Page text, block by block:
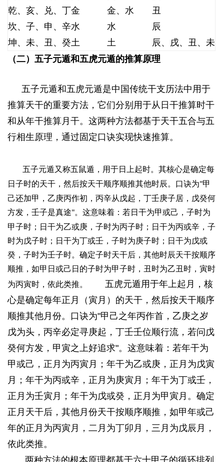
乾、亥、兑、丁金 金、水
丑
坎、子、申、辛水 水
辰
坤、未、丑、癸土 土
辰、戌、丑、未
（二）五子元遁和五虎元遁的推算原理
五子元遁和五虎元遁是中国传统干支历法中用于
推算天干的重要方法，它们分别用于从日干推算时干
和从年干推算月干。这两种方法都基于天干五合与五
行相生原理，通过固定口诀实现快速推算。
五子元遁又称五鼠遁，用于日上起时。其核心是确定每
日子时的天干，然后按天干顺序顺推其他时辰。口诀为"甲
己还加甲，乙庚丙作初，丙辛从戊起，丁壬庚子居，戊癸何
方发，壬子是真途"。这意味着：若日干为甲或己，子时为
甲子时；日干为乙或庚，子时为丙子时；日干为丙或辛，子
时为戊子时；日干为丁或壬，子时为庚子时；日干为戊或
癸，子时为壬子时。确定子时天干后，其他时辰天干按顺序
顺推，如甲日或己日的子时为甲子时，丑时为乙丑时，寅时
为丙寅时，依此类推。
五虎元遁用于年上起月，核
心是确定每年正月（寅月）的天干，然后按天干顺序
顺推其他月份。口诀为"甲己之年丙作首，乙庚之岁
戊为头，丙辛必定寻庚起，丁壬壬位顺行流，若问戊
癸何方发，甲寅之上好追求"。这意味着：若年干为
甲或己，正月为丙寅月；年干为乙或庚，正月为戊寅
月；年干为丙或辛，正月为庚寅月；年干为丁或壬，
正月为壬寅月；年干为戊或癸，正月为甲寅月。确定
正月天干后，其他月份天干按顺序顺推，如甲年或己
年的正月为丙寅月，二月为丁卯月，三月为戊辰月，
依此类推。
两种方法的根本原理都基于六十甲子的循环排列